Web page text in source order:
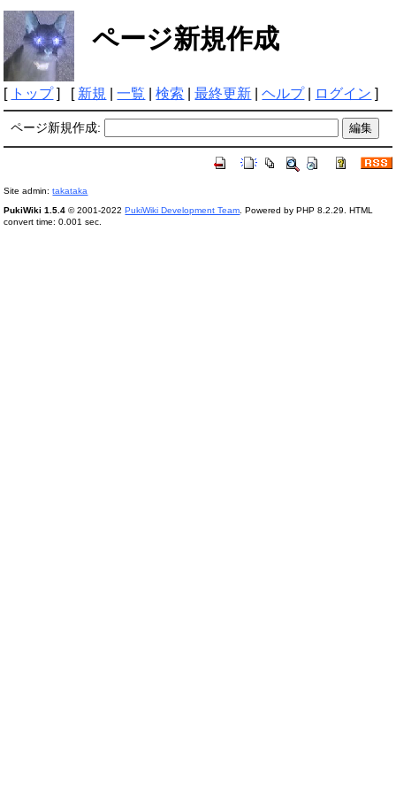
ページ新規作成
[ トップ] [ 新規 |一覧 |検索 |最終更新 |ヘルプ| ログイン ]
ページ新規作成:
Site admin:takataka
PukiWiki 1.5.4 © 2001-2022PukiWiki Development Team . Powered by PHP 8.2.29. HTML
convert time: 0.001 sec.